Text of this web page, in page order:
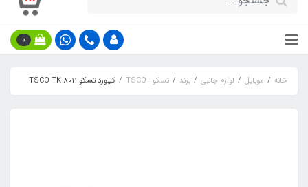
0
خانه موبایل لوازم جانبی برند تسکو - TSCO کیبورد تسکو TSCO TK 8011